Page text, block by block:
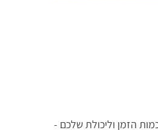
הזמן וליכולת שלכם -